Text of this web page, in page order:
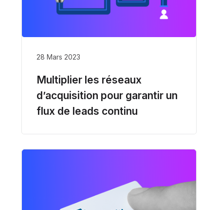
28 Mars 2023
Multiplier les réseaux
d’acquisition pour garantir un
flux de leads continu